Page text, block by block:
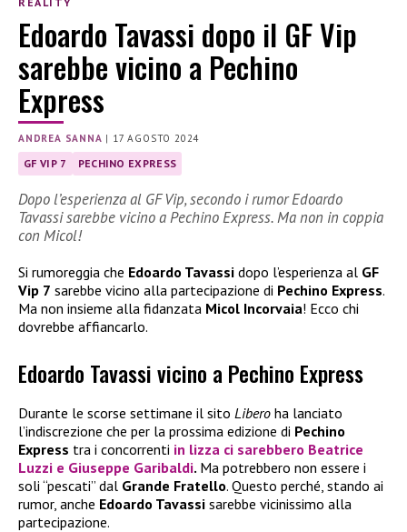
Edoardo Tavassi dopo il GF Vip
sarebbe vicino a Pechino
Express
ANDREA SANNA | 17 AGOSTO 2024
GF VIP 7 PECHINO EXPRESS
Dopo l’esperienza al GF Vip, secondo i rumor Edoardo
Tavassi sarebbe vicino a Pechino Express. Ma non in coppia
con Micol!
Si rumoreggia che Edoardo Tavassi dopo l’esperienza al GF
Vip 7 sarebbe vicino alla partecipazione di Pechino Express.
Ma non insieme alla fidanzata Micol Incorvaia! Ecco chi
dovrebbe affiancarlo.
Edoardo Tavassi vicino a Pechino Express
Durante le scorse settimane il sito Libero ha lanciato
l’indiscrezione che per la prossima edizione di Pechino
Express tra i concorrenti in lizza ci sarebbero Beatrice
Luzzi e Giuseppe Garibaldi. Ma potrebbero non essere i
soli “pescati” dal Grande Fratello. Questo perché, stando ai
rumor, anche Edoardo Tavassi sarebbe vicinissimo alla
partecipazione.